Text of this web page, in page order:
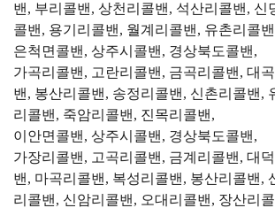
밴, 부리콜밴, 상천리콜밴, 석산리콜밴, 신
콜밴, 용기리콜밴, 월계리콜밴, 유촌리콜
은척면콜밴, 상주시콜밴, 경상북도콜밴,
가곡리콜밴, 고란리콜밴, 금곡리콜밴, 대
밴, 봉산리콜밴, 송정리콜밴, 신촌리콜밴,
리콜밴, 죽암리콜밴, 진목리콜밴,
이안면콜밴, 상주시콜밴, 경상북도콜밴,
가장리콜밴, 고곡리콜밴, 금계리콜밴, 대
밴, 마곡리콜밴, 복성리콜밴, 봉산리콜밴,
리콜밴, 신암리콜밴, 오대리콜밴, 장산리